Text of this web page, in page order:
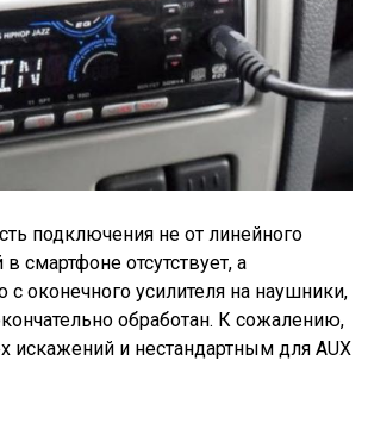
подключения не от линейного
смартфоне отсутствует, а
с оконечного усилителя на наушники,
обработан. К сожалению,
искажений и нестандартным для AUX